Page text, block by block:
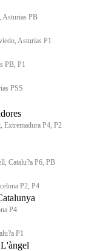
Asturias PB
Asturias P1
PB, P1
PSS
Extremadura P4, P2
Catalu?a P6, PB
P2, P4
P4
P1